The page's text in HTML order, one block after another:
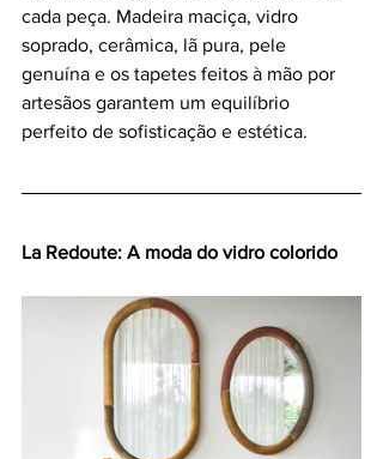
cada peça. Madeira maciça, vidro
soprado, cerâmica, lã pura, pele
genuína e os tapetes feitos à mão por
artesãos garantem um equilíbrio
perfeito de sofisticação e estética.
La Redoute: A moda do vidro colorido